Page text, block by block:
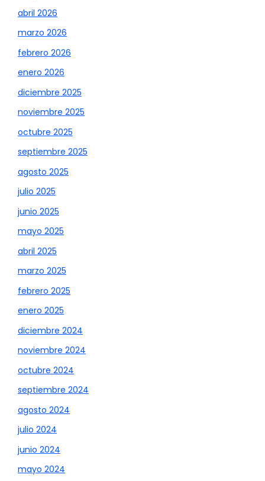
abril 2026
marzo 2026
febrero 2026
enero 2026
diciembre 2025
noviembre 2025
octubre 2025
septiembre 2025
agosto 2025
julio 2025
junio 2025
mayo 2025
abril 2025
marzo 2025
febrero 2025
enero 2025
diciembre 2024
noviembre 2024
octubre 2024
septiembre 2024
agosto 2024
julio 2024
junio 2024
mayo 2024